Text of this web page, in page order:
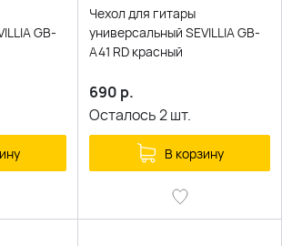
GB-
Чехол для гитары
универсальный SEVILLIA GB-
A41 RD красный
690 р.
Осталось2шт.
В корзину